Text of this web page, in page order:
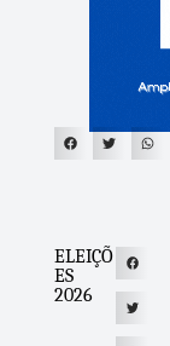
ELEIÇÕ
ES
2026